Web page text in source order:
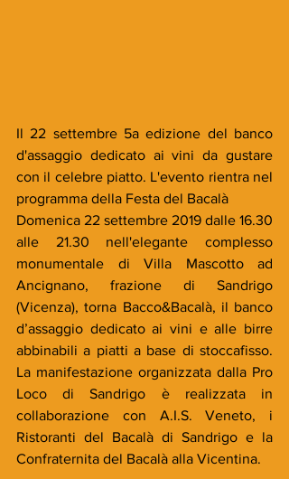
Il 22 settembre 5a edizione del banco
d'assaggio dedicato ai vini da gustare
con il celebre piatto. L'evento rientra nel
programma della Festa del Bacalà
Domenica 22 settembre 2019 dalle 16.30
alle 21.30 nell'elegante complesso
monumentale di Villa Mascotto ad
Ancignano, frazione di Sandrigo
(Vicenza), torna Bacco&Bacalà, il banco
d’assaggio dedicato ai vini e alle birre
abbinabili a piatti a base di stoccafisso.
La manifestazione organizzata dalla Pro
Loco di Sandrigo è realizzata in
collaborazione con A.I.S. Veneto, i
Ristoranti del Bacalà di Sandrigo e la
Confraternita del Bacalà alla Vicentina.